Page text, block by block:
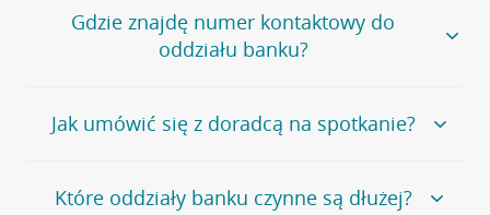
Jeśli szukasz oddziału naszego banku, zapraszamy na
stronęPlacówki i bankomaty, na której znajduje się
wygodna wyszukiwarka.
oddziałów
Gdzie znajdę numer kontaktowy do
oddziału banku?
Bank Credit Agricole nie udostępnia ogólnego numeru
telefonu do placówki bankowej.
umówienia się z doradcą w placówce bankowej .
Jak umówić się z doradcą na spotkanie?
Jeśli jesteś już naszym
klientemmożeszsamodzielnieumówić się na spotkanie z
Które oddziały banku czynne są dłużej?